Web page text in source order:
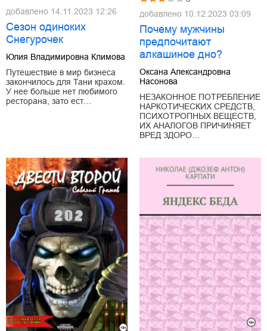
добавлено 14.11.2023 12:26
Сезон одиноких
Снегурочек
Юлия Владимировна Климова
Путешествие в мир бизнеса
закончилось для Тани крахом.
У нее больше нет любимого
ресторана, зато ест…
добавлено 10.12.2023 03:09
Почему мужчины
предпочитают
алкашиное дно?
Оксана Александровна
Насонова
НЕЗАКОННОЕ ПОТРЕБЛЕНИЕ
НАРКОТИЧЕСКИХ СРЕДСТВ,
ПСИХОТРОПНЫХ ВЕЩЕСТВ,
ИХ АНАЛОГОВ ПРИЧИНЯЕТ
ВРЕД ЗДОРО…